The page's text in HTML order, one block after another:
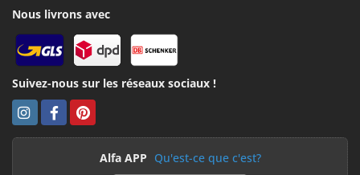
Nous livrons avec
Suivez-nous sur les réseaux sociaux !
Alfa APP Qu'est-ce que c'est?